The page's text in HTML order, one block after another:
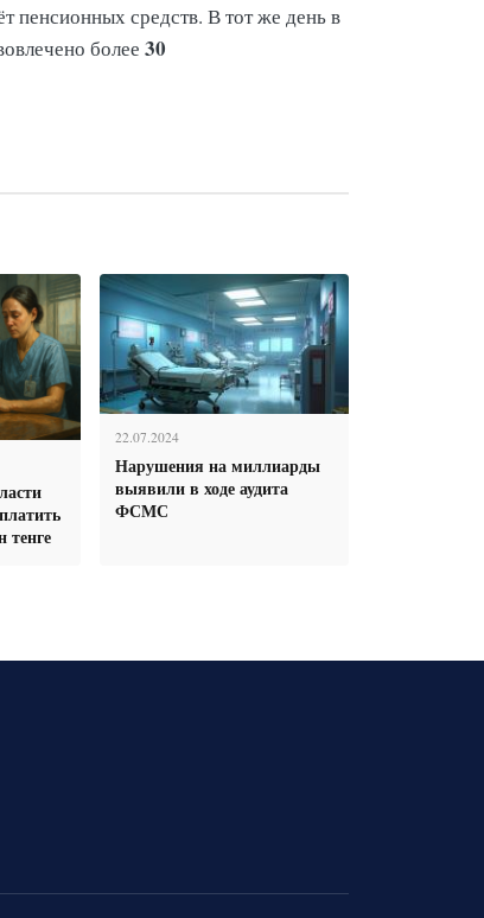
пенсионных средств. В тот же день в
более 30
22.07.2024
Нарушения на миллиарды
выявили в ходе аудита
ФСМС